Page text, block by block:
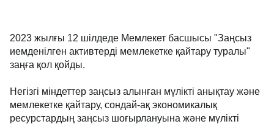
2023 жылғы 12 шілдеде Мемлекет басшысы "Заңсыз
иемденілген активтерді мемлекетке қайтару туралы"
заңға қол қойды.
Негізгі міндеттер заңсыз алынған мүлікті анықтау және
мемлекетке қайтару, сондай-ақ экономикалық
ресурстардың заңсыз шоғырлануына және мүлікті